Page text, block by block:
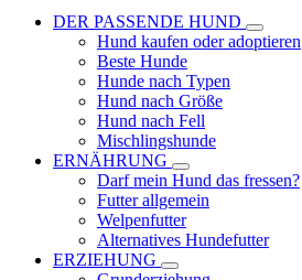
DER PASSENDE HUND
Hund kaufen oder adoptieren
Beste Hunde
Hunde nach Typen
Hund nach Größe
Hund nach Fell
Mischlingshunde
ERNÄHRUNG
Darf mein Hund das fressen?
Futter allgemein
Welpenfutter
Alternatives Hundefutter
ERZIEHUNG